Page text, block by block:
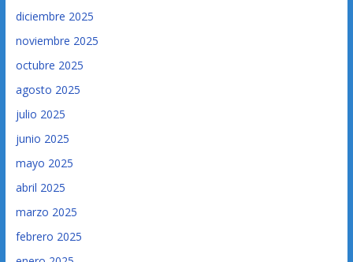
diciembre 2025
noviembre 2025
octubre 2025
agosto 2025
julio 2025
junio 2025
mayo 2025
abril 2025
marzo 2025
febrero 2025